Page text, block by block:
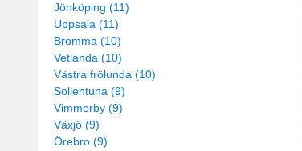
Jönköping (11)
Uppsala (11)
Bromma (10)
Vetlanda (10)
Västra frölunda (10)
Sollentuna (9)
Vimmerby (9)
Växjö (9)
Örebro (9)